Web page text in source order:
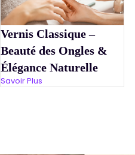
Vernis Classique –
Beauté des Ongles &
Élégance Naturelle
Savoir Plus